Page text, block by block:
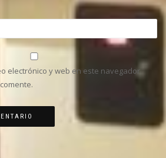
electrónico y web en este navegador